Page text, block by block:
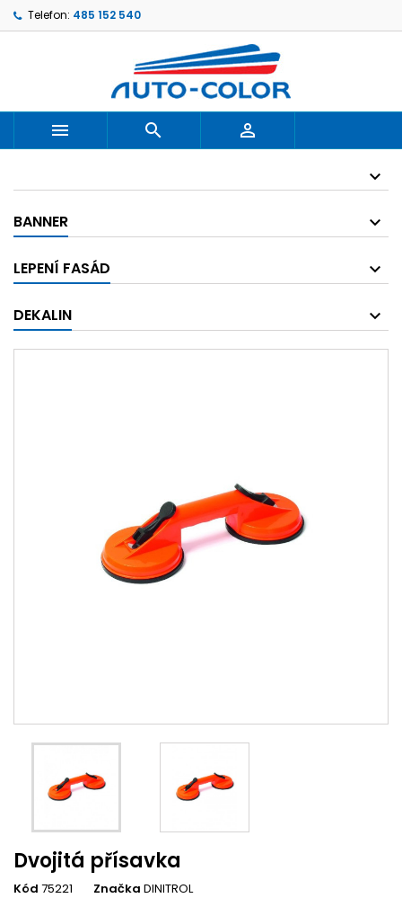
Telefon: 485 152 540
  
BANNER
LEPENÍ FASÁD
DEKALIN
Dvojitá přísavka
Kód 75221 Značka DINITROL